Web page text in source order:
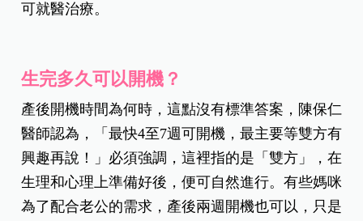
可就醫治療。
生完多久可以開機？
產後開機時間為何時，這點沒有標準答案，陳保仁
醫師認為，「最快4至7週可開機，最主要等雙方有
興趣再說！」必須強調，這裡指的是「雙方」，在
生理和心理上準備好後，便可自然進行。有些媽咪
為了配合老公的需求，產後兩週開機也可以，只是